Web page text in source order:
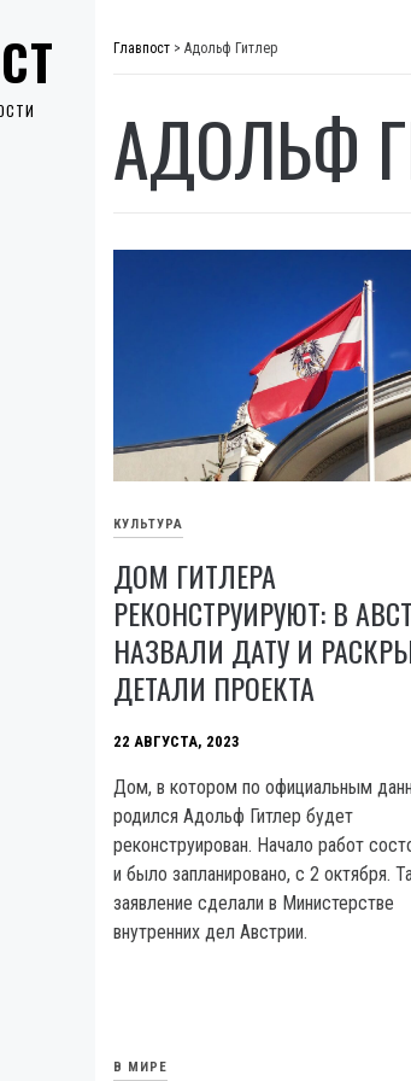
Главпост > Адольф Гитлер
АДОЛЬФ
КУЛЬТУРА
ДОМ ГИТЛЕРА
РЕКОНСТРУИРУЮТ: В
НАЗВАЛИ ДАТУ И
ДЕТАЛИ ПРОЕКТА
22 АВГУСТА, 2023
Дом, в котором по официальным
родился Адольф Гитлер будет
реконструирован. Начало работ
и было запланировано, с 2 октября.
заявление сделали в Министерстве
внутренних дел Австрии.
В МИРЕ